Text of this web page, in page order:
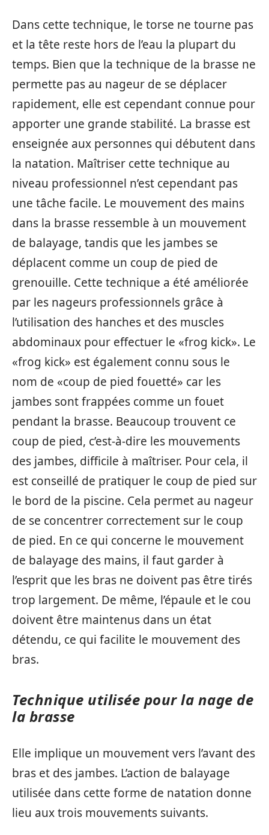
Dans cette technique, le torse ne tourne pas
et la tête reste hors de l’eau la plupart du
temps. Bien que la technique de la brasse ne
permette pas au nageur de se déplacer
rapidement, elle est cependant connue pour
apporter une grande stabilité. La brasse est
enseignée aux personnes qui débutent dans
la natation. Maîtriser cette technique au
niveau professionnel n’est cependant pas
une tâche facile. Le mouvement des mains
dans la brasse ressemble à un mouvement
de balayage, tandis que les jambes se
déplacent comme un coup de pied de
grenouille. Cette technique a été améliorée
par les nageurs professionnels grâce à
l’utilisation des hanches et des muscles
abdominaux pour effectuer le «frog kick». Le
«frog kick» est également connu sous le
nom de «coup de pied fouetté» car les
jambes sont frappées comme un fouet
pendant la brasse. Beaucoup trouvent ce
coup de pied, c’est-à-dire les mouvements
des jambes, difficile à maîtriser. Pour cela, il
est conseillé de pratiquer le coup de pied sur
le bord de la piscine. Cela permet au nageur
de se concentrer correctement sur le coup
de pied. En ce qui concerne le mouvement
de balayage des mains, il faut garder à
l’esprit que les bras ne doivent pas être tirés
trop largement. De même, l’épaule et le cou
doivent être maintenus dans un état
détendu, ce qui facilite le mouvement des
bras.
Technique utilisée pour la nage de
la brasse
Elle implique un mouvement vers l’avant des
bras et des jambes. L’action de balayage
utilisée dans cette forme de natation donne
lieu aux trois mouvements suivants.